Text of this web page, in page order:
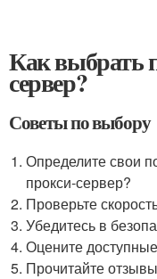
Как выбрать
сервер?
Советы по выбору
Определите свои
прокси-сервер?
Проверьте
Убедитесь в
Оцените
Прочитайте